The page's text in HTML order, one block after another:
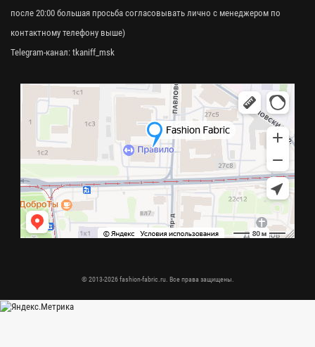
после 20:00 большая просьба согласовывать лично с менеджером по
контактному телефону выше)
Telegram-канал: tkaniff_msk
© 2013-2026 fashion-fabric.ru. Все права защищены.